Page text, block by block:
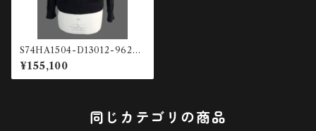
S74HA1504-D13012-962
クルーネックニット
¥155,100
同じカテゴリの商品